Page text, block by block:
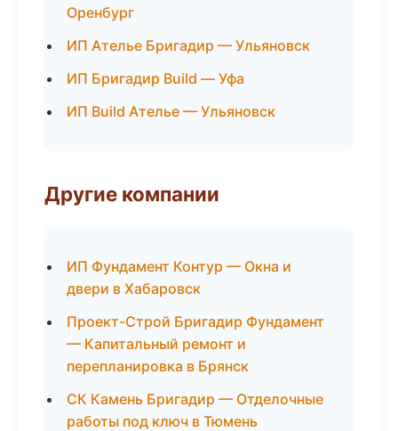
Оренбург
ИП Ателье Бригадир — Ульяновск
ИП Бригадир Build — Уфа
ИП Build Ателье — Ульяновск
Другие компании
ИП Фундамент Контур — Окна и
двери в Хабаровск
Проект-Строй Бригадир Фундамент
— Капитальный ремонт и
перепланировка в Брянск
СК Камень Бригадир — Отделочные
работы под ключ в Тюмень